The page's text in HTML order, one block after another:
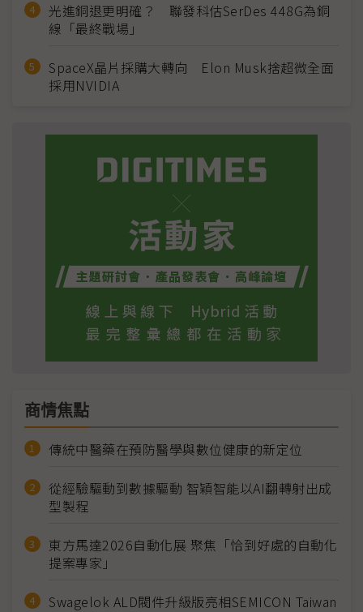
光進銅退更明確？ 聯發科估SerDes 448G為銅
線「最終戰場」
SpaceX晶片採購大轉向 Elon Musk捨超微全面
採用NVIDIA
商情焦點
傳統中醫藥在預防醫學與數位健康的新定位
從經驗驅動到數據驅動 智穎智能以AI翻轉射出成
型製程
東方馬達2026自動化展 聚焦「恰到好處的自動化
提案專家」
Swagelok ALD閥件升級版亮相SEMICON Taiwan